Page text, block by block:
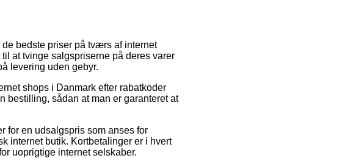
bedste priser på tværs af internet
at tvinge salgspriserne på deres varer
levering uden gebyr.
shops i Danmark efter rabatkoder
bestilling, sådan at man er garanteret at
for en udsalgspris som anses for
internet butik. Kortbetalinger er i hvert
uoprigtige internet selskaber.